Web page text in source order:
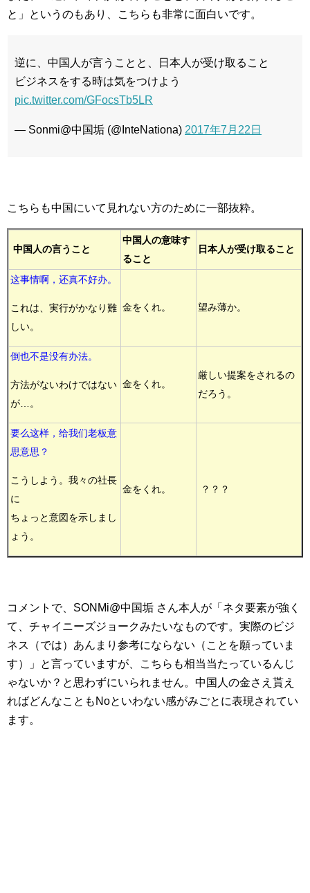
と」というのもあり、こちらも非常に面白いです。
逆に、中国人が言うことと、日本人が受け取ること
ビジネスをする時は気をつけよう
pic.twitter.com/GFocsTb5LR
— Sonmi@中国垢 (@InteNationa) 2017年7月22日
こちらも中国にいて見れない方のために一部抜粋。
中国人の言うこと
中国人の意味す
ること
日本人が受け取ること
这事情啊，还真不好办。
これは、実行がかなり難
しい。
金をくれ。 望み薄か。
倒也不是没有办法。
方法がないわけではない
が…。
金をくれ。
厳しい提案をされるの
だろう。
要么这样，给我们老板意
思意思？
こうしよう。我々の社長
に
ちょっと意図を示しまし
ょう。
金をくれ。 ？？？
コメントで、SONMi@中国垢 さん本人が「ネタ要素が強く
て、チャイニーズジョークみたいなものです。実際のビジ
ネス（では）あんまり参考にならない（ことを願っていま
す）」と言っていますが、こちらも相当当たっているんじ
ゃないか？と思わずにいられません。中国人の金さえ貰え
ればどんなこともNoといわない感がみごとに表現されてい
ます。